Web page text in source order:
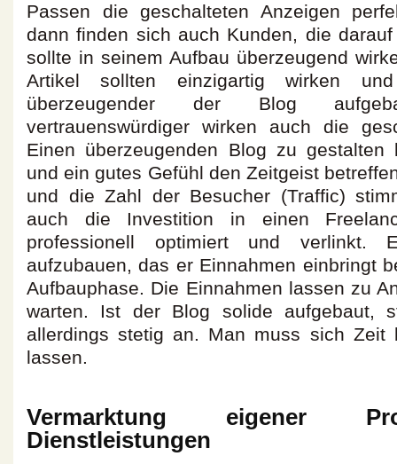
Passen die geschalteten Anzeigen
dann finden sich auch Kunden, die
sollte in seinem Aufbau überzeugend
Artikel sollten einzigartig wirken
überzeugender der Blog
vertrauenswürdiger wirken auch die
Einen überzeugenden Blog zu gestalten
und ein gutes Gefühl den Zeitgeist
und die Zahl der Besucher (Traffic)
auch die Investition in einen
professionell optimiert und verlinkt.
aufzubauen, das er Einnahmen einbringt
Aufbauphase. Die Einnahmen lassen zu
warten. Ist der Blog solide aufgebaut,
allerdings stetig an. Man muss sich Zeit
lassen.
Vermarktung eigener
Dienstleistungen